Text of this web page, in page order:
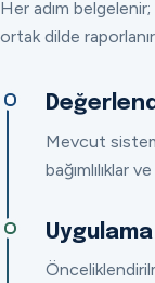
Her adım
ortak dilde
Mevcut sistem
bağımlılıklar
Uygulama